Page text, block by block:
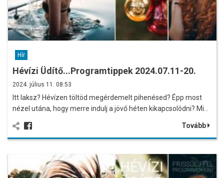
Hír
Hévízi Üdítő...Programtippek 2024.07.11-20.
2024. július 11. 08:53
Itt laksz? Hévízen töltöd megérdemelt pihenésed? Épp most
nézel utána, hogy merre indulj a jövő héten kikapcsolódni? Mi…
Tovább